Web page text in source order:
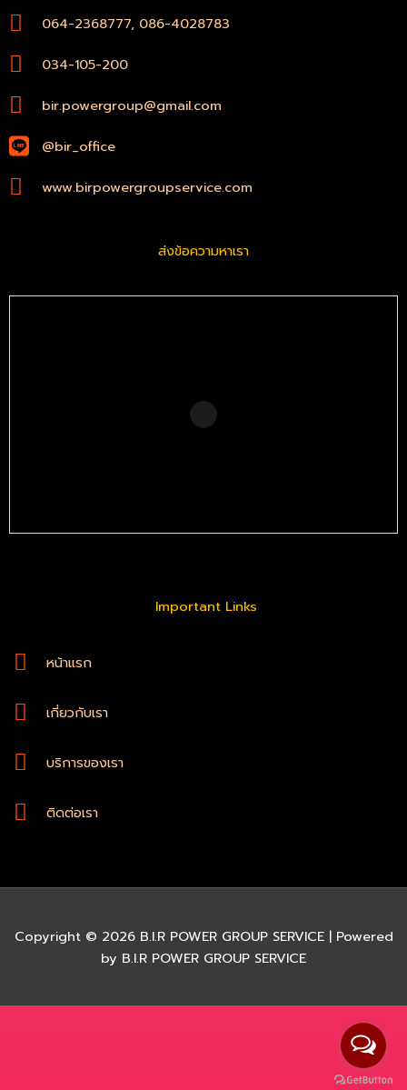
064-2368777, 086-4028783
034-105-200
bir.powergroup@gmail.com
@bir_office
www.birpowergroupservice.com
ส่งข้อความหาเรา
Important Links
หน้าแรก
เกี่ยวกับเรา
บริการของเรา
ติดต่อเรา
Copyright © 2026 B.I.R POWER GROUP SERVICE | Powered
by B.I.R POWER GROUP SERVICE